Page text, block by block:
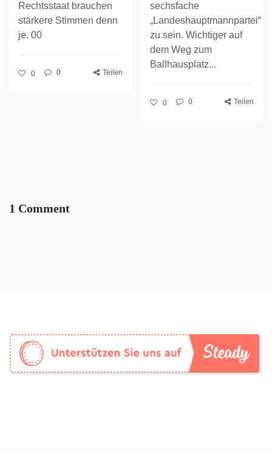
Rechtsstaat brauchen
stärkere Stimmen denn
je. 00
0 0 Teilen
sechsfache
„Landeshauptmannpartei“
zu sein. Wichtiger auf
dem Weg zum
Ballhausplatz...
0 0 Teilen
1 Comment